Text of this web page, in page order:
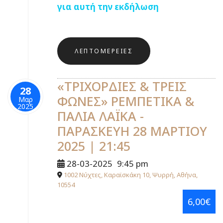
για αυτή την εκδήλωση
ΛΕΠΤΟΜΈΡΕΙΕΣ
28
Μαρ
2025
«ΤΡΙΧΟΡΔΙΕΣ & ΤΡΕΙΣ
ΦΩΝΕΣ» ΡΕΜΠΕΤΙΚΑ &
ΠΑΛΙΑ ΛΑΪΚΑ -
ΠΑΡΑΣΚΕΥΗ 28 ΜΑΡΤΙΟΥ
2025 | 21:45
28-03-2025 9:45 pm
1002 Νύχτες, Καραϊσκάκη 10, Ψυρρή, Αθήνα,
10554
6,00€